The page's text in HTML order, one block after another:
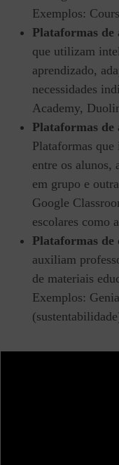
Exemplos:
Plataformas de
que utilizam
aprendizado,
necessidades
Academy,
Plataformas de
Plataformas
entre os alunos,
em grupo e
Google
escolares como
Plataformas de
auxiliam
de materiais
Exemplos: